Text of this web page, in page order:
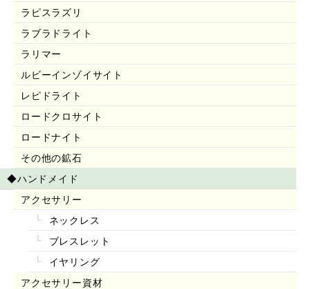
ラピスラズリ
ラブラドライト
ラリマー
ルビーインゾイサイト
レピドライト
ロードクロサイト
ロードナイト
その他の鉱石
◆ハンドメイド
アクセサリー
ネックレス
ブレスレット
イヤリング
アクセサリー資材